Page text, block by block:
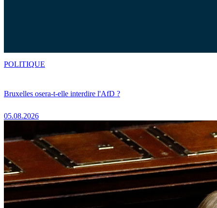
Bruxelles osera-t-elle interdire l'AfD ?
05.08.2026
POLITIQUE